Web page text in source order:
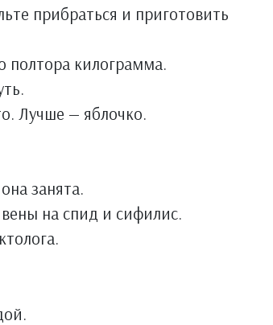
прибраться и приготовить
полтора килограмма.
Лучше — яблочко.
занята.
на спид и сифилис.